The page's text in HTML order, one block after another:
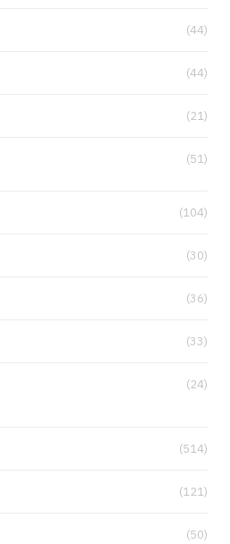
(44)
(44)
(21)
(51)
(104)
(30)
(36)
(33)
(24)
(514)
(121)
(50)